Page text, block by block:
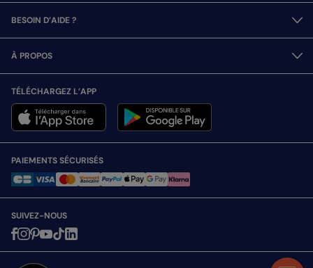
BESOIN D’AIDE ?
À PROPOS
TÉLÉCHARGEZ L’APP
PAIEMENTS SÉCURISÉS
SUIVEZ-NOUS